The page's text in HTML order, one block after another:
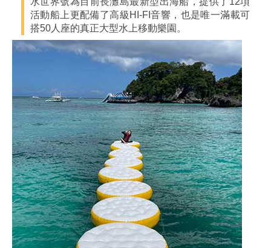
活動船上更配備了高級HI-FI音響，也是唯一滿載可
搭50人座的真正大型水上移動樂園。